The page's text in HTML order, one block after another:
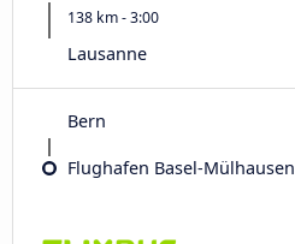
138 km - 3:00
Lausanne
Bern
Flughafen Basel-Mülhausen